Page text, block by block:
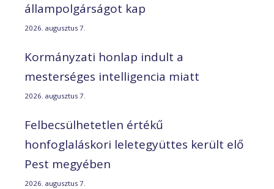
állampolgárságot kap
2026. augusztus 7.
Kormányzati honlap indult a
mesterséges intelligencia miatt
2026. augusztus 7.
Felbecsülhetetlen értékű
honfoglaláskori leletegyüttes került elő
Pest megyében
2026. augusztus 7.